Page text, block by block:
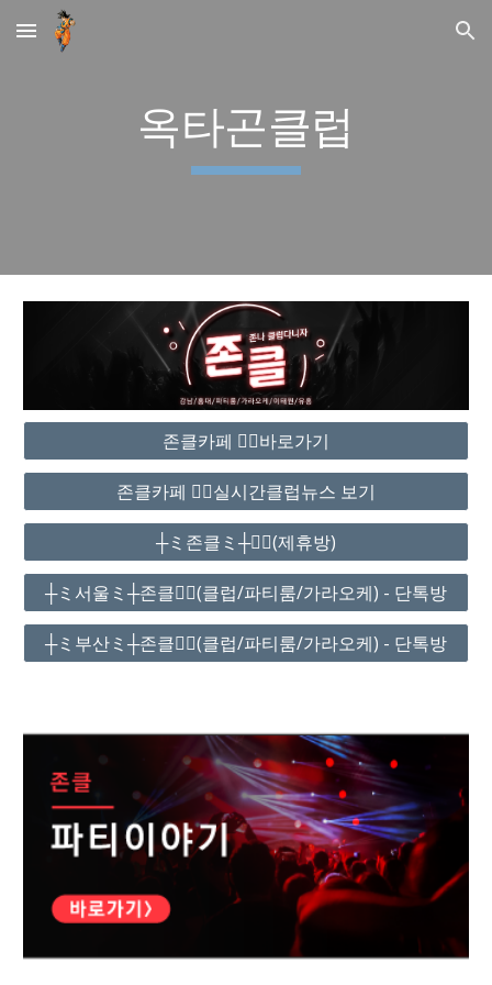
Skip to main content Skip to navigation
옥타곤클럽
존클카페 ❤️‍🔥바로가기
존클카페 ❤️‍🔥실시간클럽뉴스 보기
┼ミ존클ミ┼❤️‍🔥(제휴방)
┼ミ서울ミ┼존클❤️‍🔥(클럽/파티룸/가라오케) - 단톡방
┼ミ부산ミ┼존클❤️‍🔥(클럽/파티룸/가라오케) - 단톡방